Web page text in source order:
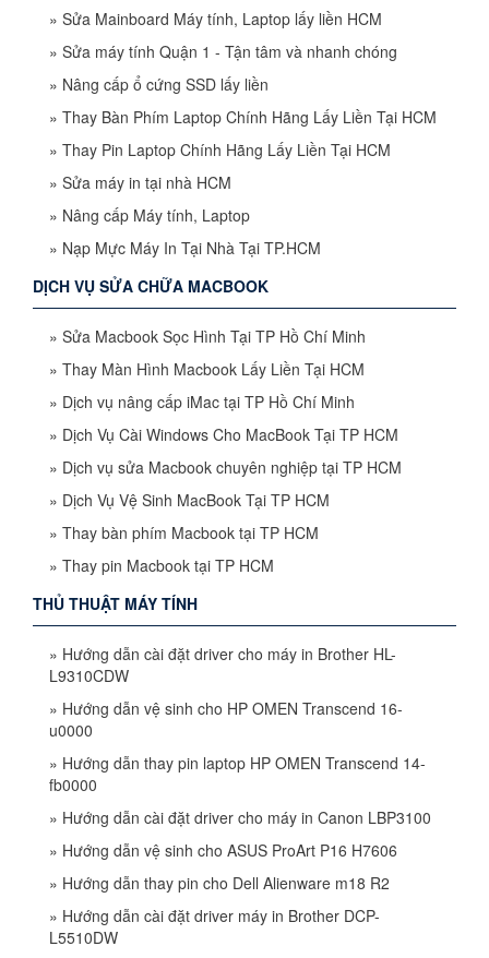
» Sửa Mainboard Máy tính, Laptop lấy liền HCM
» Sửa máy tính Quận 1 - Tận tâm và nhanh chóng
» Nâng cấp ổ cứng SSD lấy liền
» Thay Bàn Phím Laptop Chính Hãng Lấy Liền Tại HCM
» Thay Pin Laptop Chính Hãng Lấy Liền Tại HCM
» Sửa máy in tại nhà HCM
» Nâng cấp Máy tính, Laptop
» Nạp Mực Máy In Tại Nhà Tại TP.HCM
DỊCH VỤ SỬA CHỮA MACBOOK
» Sửa Macbook Sọc Hình Tại TP Hồ Chí Minh
» Thay Màn Hình Macbook Lấy Liền Tại HCM
» Dịch vụ nâng cấp iMac tại TP Hồ Chí Minh
» Dịch Vụ Cài Windows Cho MacBook Tại TP HCM
» Dịch vụ sửa Macbook chuyên nghiệp tại TP HCM
» Dịch Vụ Vệ Sinh MacBook Tại TP HCM
» Thay bàn phím Macbook tại TP HCM
» Thay pin Macbook tại TP HCM
THỦ THUẬT MÁY TÍNH
» Hướng dẫn cài đặt driver cho máy in Brother HL-
L9310CDW
» Hướng dẫn vệ sinh cho HP OMEN Transcend 16-
u0000
» Hướng dẫn thay pin laptop HP OMEN Transcend 14-
fb0000
» Hướng dẫn cài đặt driver cho máy in Canon LBP3100
» Hướng dẫn vệ sinh cho ASUS ProArt P16 H7606
» Hướng dẫn thay pin cho Dell Alienware m18 R2
» Hướng dẫn cài đặt driver máy in Brother DCP-
L5510DW